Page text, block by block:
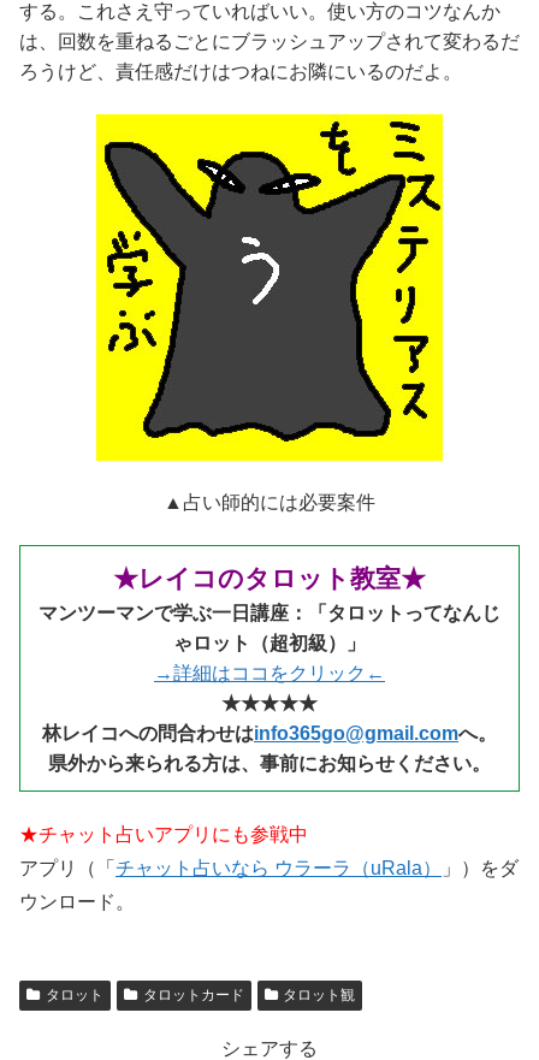
する。これさえ守っていればいい。使い方のコツなんか
は、回数を重ねるごとにブラッシュアップされて変わるだ
ろうけど、責任感だけはつねにお隣にいるのだよ。
▲占い師的には必要案件
★レイコのタロット教室★
マンツーマンで学ぶ一日講座：「タロットってなんじ
ゃロット（超初級）」
→詳細はココをクリック←
★★★★★
林レイコへの問合わせはinfo365go@gmail.comへ。
県外から来られる方は、事前にお知らせください。
★チャット占いアプリにも参戦中
アプリ（「 チャット占いなら ウラーラ（uRala）
」）をダ
ウンロード。
タロット タロットカード タロット観
シェアする